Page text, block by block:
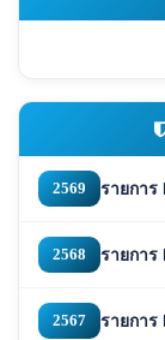
2569 รายการ
2568 รายการ
2567 รายการ